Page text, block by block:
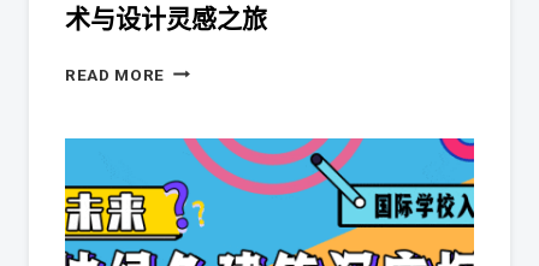
术与设计灵感之旅
READ MORE